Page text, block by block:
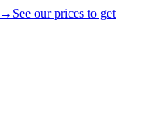
→ See our prices to get